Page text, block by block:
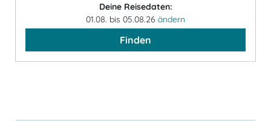
Deine Reisedaten:
01.08. bis 05.08.26 ändern
Finden